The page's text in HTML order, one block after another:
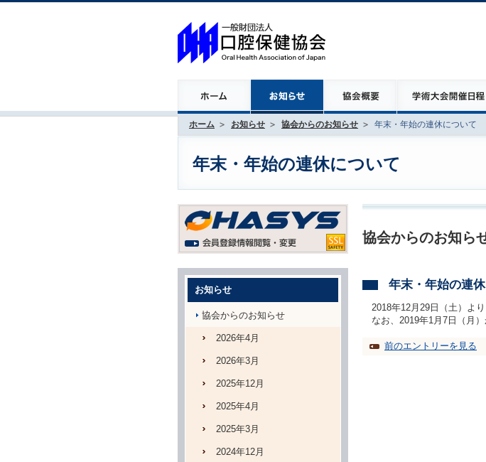
ホーム お知らせ 協会からのお知らせ 年末・年始の連休について
年末・年始の連休について
協会からのお知ら
年末・年始の連
2018年12月29日（土）よ
なお、2019年1月7日（月
前のエントリーを見る
お知らせ
協会からのお知らせ
2026年4月
2026年3月
2025年12月
2025年4月
2025年3月
2024年12月